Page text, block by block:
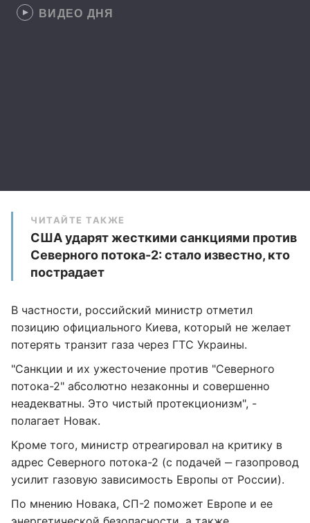
ВИДЕО ДНЯ
ЧИТАЙТЕ ТАКЖЕ
США ударят жесткими санкциями против
Северного потока-2: стало известно, кто
пострадает
В частности, российский министр отметил
позицию официального Киева, который не желает
потерять транзит газа через ГТС Украины.
"Санкции и их ужесточение против "Северного
потока-2" абсолютно незаконны и совершенно
неадекватны. Это чистый протекционизм", -
полагает Новак.
Кроме того, министр отреагировал на критику в
адрес Северного потока-2 (с подачей ‒ газопровод
усилит газовую зависимость Европы от России).
По мнению Новака, СП-2 поможет Европе и ее